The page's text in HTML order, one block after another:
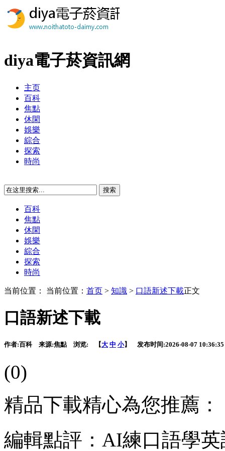
diya電子菸資訊網
主页
百科
焦點
休閑
娛樂
綜合
探索
時尚
百科
焦點
休閑
娛樂
綜合
探索
時尚
当前位置： 当前位置： 首页 > 知識 > 口語新述下載正文
口語新述下載
作者:百科来源:焦點 浏览: 【大 中 小】 发布时间:2026-08-07 10:36:35
(0)
精品下載精心為您推薦：
編輯點評：AI練口語學